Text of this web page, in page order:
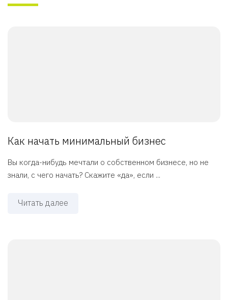
Как начать минимальный бизнес
Вы когда-нибудь мечтали о собственном бизнесе, но не
знали, с чего начать? Скажите «да», если ...
Читать далее